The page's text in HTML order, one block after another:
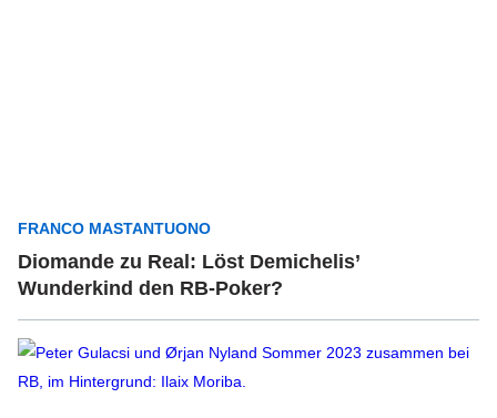
FRANCO MASTANTUONO
Diomande zu Real: Löst Demichelis’
Wunderkind den RB-Poker?